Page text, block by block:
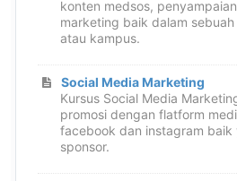
konten medsos,
marketing baik dalam
atau kampus.
Social Media Marketing
Kursus Social Media
promosi dengan flatform
facebook dan instagram baik
sponsor.